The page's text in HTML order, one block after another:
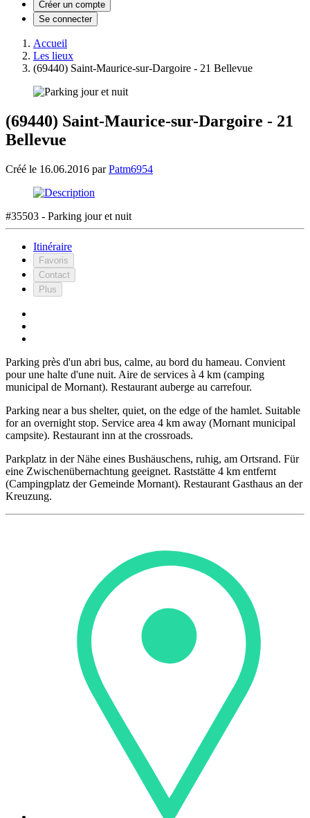
Créer un compte
Se connecter
Accueil
Les lieux
(69440) Saint-Maurice-sur-Dargoire - 21 Bellevue
(69440) Saint-Maurice-sur-Dargoire - 21
Bellevue
Créé le 16.06.2016 parPatm6954
#35503 - Parking jour et nuit
Itinéraire
Favoris
Contact
Plus
Parking près d'un abri bus, calme, au bord du hameau. Convient
pour une halte d'une nuit. Aire de services à 4 km (camping
municipal de Mornant). Restaurant auberge au carrefour.
Parking near a bus shelter, quiet, on the edge of the hamlet. Suitable
for an overnight stop. Service area 4 km away (Mornant municipal
campsite). Restaurant inn at the crossroads.
Parkplatz in der Nähe eines Bushäuschens, ruhig, am Ortsrand. Für
eine Zwischenübernachtung geeignet. Raststätte 4 km entfernt
(Campingplatz der Gemeinde Mornant). Restaurant Gasthaus an der
Kreuzung.